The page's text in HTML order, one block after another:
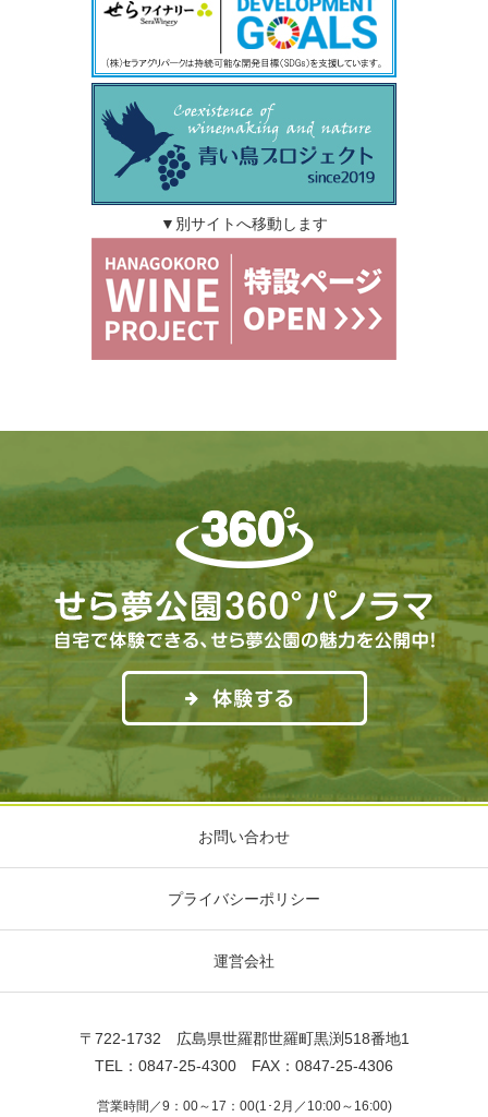
▼別サイトへ移動します
お問い合わせ
プライバシーポリシー
運営会社
〒722-1732 広島県世羅郡世羅町黒渕518番地1
TEL：0847-25-4300 FAX：0847-25-4306
営業時間／9：00～17：00(1･2月／10:00～16:00)